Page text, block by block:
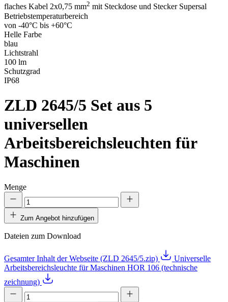
flaches Kabel 2x0,75 mm2 mit Steckdose und Stecker Supersal
Betriebstemperaturbereich
von -40°C bis +60°C
Helle Farbe
blau
Lichtstrahl
100 lm
Schutzgrad
IP68
ZLD 2645/5 Set aus 5
universellen
Arbeitsbereichsleuchten für
Maschinen
Menge
Zum Angebot hinzufügen
Dateien zum Download
Gesamter Inhalt der Webseite (ZLD 2645/5.zip)
Universelle
Arbeitsbereichsleuchte für Maschinen HOR 106 (technische
zeichnung)